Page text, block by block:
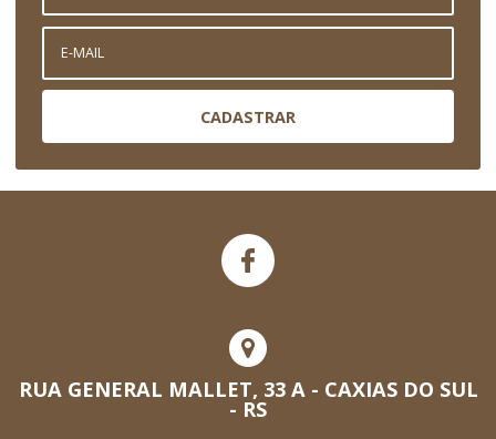
CADASTRAR
RUA GENERAL MALLET, 33 A - CAXIAS DO SUL
- RS